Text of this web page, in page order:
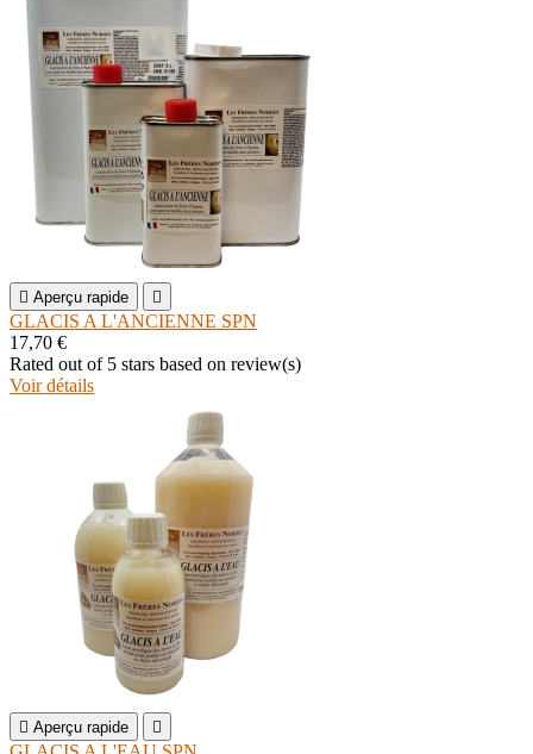
 Aperçu rapide 
GLACIS A L'ANCIENNE SPN
17,70 €
Rated out of 5 stars based on review(s)
Voir détails
 Aperçu rapide 